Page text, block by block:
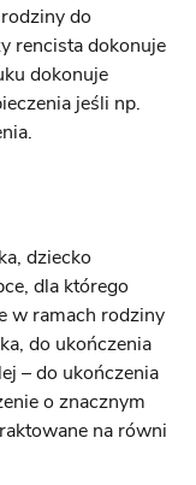
do
rencista dokonuje
dokonuje
jeśli np.
dziecko
dla którego
w ramach rodziny
do ukończenia
– do ukończenia
o znacznym
na równi